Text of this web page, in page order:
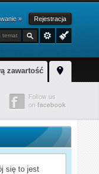
» Rejestracja
temat
zawartość
się to jest